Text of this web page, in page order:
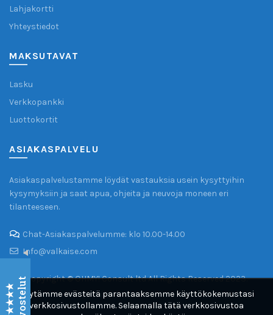
Lahjakortti
Yhteystiedot
MAKSUTAVAT
Lasku
Verkkopankki
Luottokortit
ASIAKASPALVELU
Asiakaspalvelustamme löydät vastauksia usein kysyttyihin
kysymyksiin ja saat apua, ohjeita ja neuvoja moneen eri
tilanteeseen.
Chat-Asiakaspalvelumme: klo 10.00-14.00
Info@valkaise.com
Copyright © OHMY! Consult ltd All Rights Reserved 2023.
Arvostelut
Asiakkaiden arvostelut
Hanna (varmistettu kirjoittaja) 16/04/2023
Google
Nopea toimitus, myös palautus toimii hienosti.
Tuotteet hyvälaatuisia.Erinomainen
Käytämme evästeitä parantaaksemme käyttökokemustasi
verkkosivustollamme. Selaamalla tätä verkkosivustoa